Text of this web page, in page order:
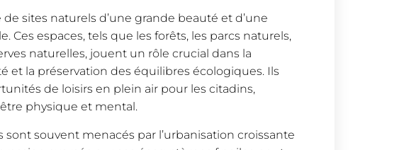
sites naturels d’une grande beauté et d’une
Ces espaces, tels que les forêts, les parcs naturels,
naturelles, jouent un rôle crucial dans la
et la préservation des équilibres écologiques. Ils
de loisirs en plein air pour les citadins,
physique et mental.
sont souvent menacés par l’urbanisation croissante